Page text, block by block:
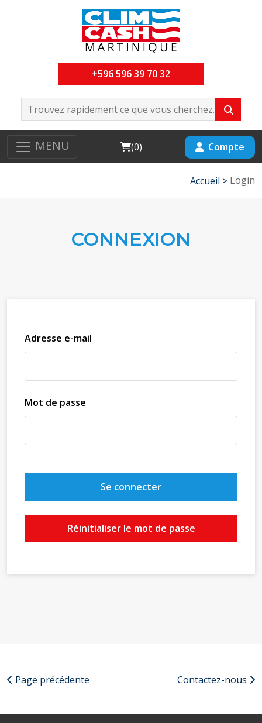
+596 596 39 70 32
MENU Cart
(0) Compte
Accueil > Login
CONNEXION
Adresse e-mail
Mot de passe
Se connecter
Réinitialiser le mot de passe
Page précédente Contactez-nous